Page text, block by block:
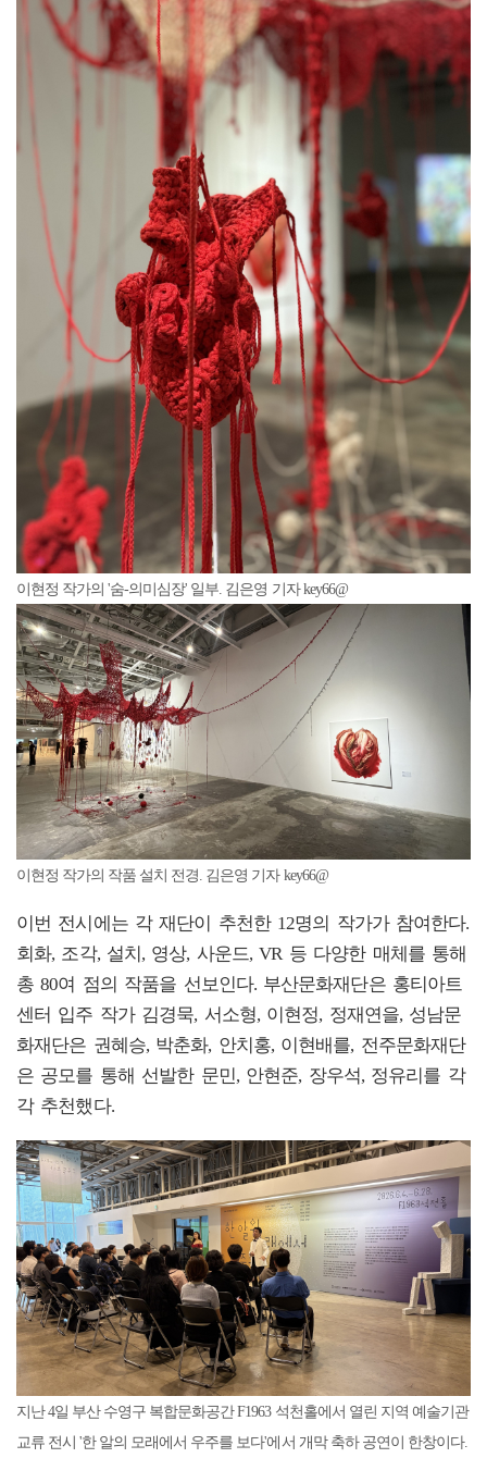
이현정 작가의 '숨-의미심장' 일부. 김은영 기자 key66@
이현정 작가의 작품 설치 전경. 김은영 기자 key66@
이번 전시에는 각 재단이 추천한 12명의 작가가 참여한다.
회화, 조각, 설치, 영상, 사운드, VR 등 다양한 매체를 통해
총 80여 점의 작품을 선보인다. 부산문화재단은 홍티아트
센터 입주 작가 김경묵, 서소형, 이현정, 정재연을, 성남문
화재단은 권혜승, 박춘화, 안치홍, 이현배를, 전주문화재단
은 공모를 통해 선발한 문민, 안현준, 장우석, 정유리를 각
각 추천했다.
지난 4일 부산 수영구 복합문화공간 F1963 석천홀에서 열린 지역 예술기관
교류 전시 '한 알의 모래에서 우주를 보다'에서 개막 축하 공연이 한창이다.